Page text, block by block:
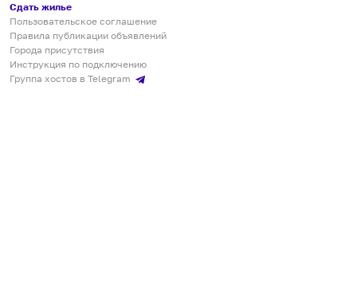
Сдать жилье
Пользовательское соглашение
Правила публикации объявлений
Города присутствия
Инструкция по подключению
Группа хостов в Telegram